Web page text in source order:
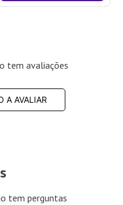
tem avaliações
A AVALIAR
tem perguntas